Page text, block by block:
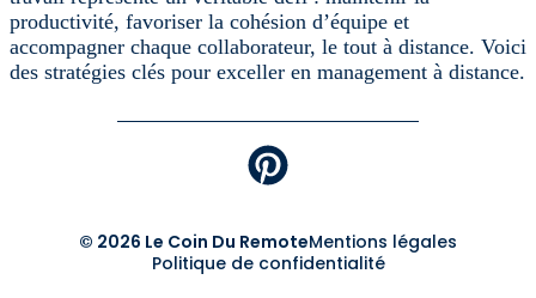
productivité, favoriser la cohésion d’équipe et
accompagner chaque collaborateur, le tout à distance. Voici
des stratégies clés pour exceller en management à distance.
© 2026 Le Coin Du RemoteMentions légales
Politique de confidentialité